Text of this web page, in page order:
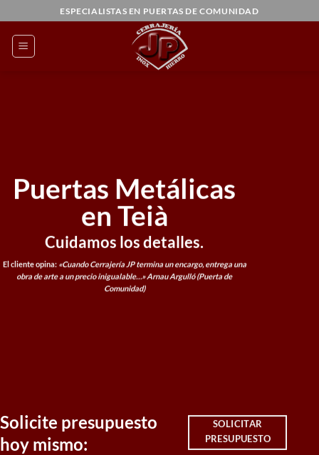
al
contenido
ESPECIALISTAS EN PUERTAS DE COMUNIDAD
Puertas Metálicas
en Teià
Cuidamos los detalles.
El cliente opina: «Cuando Cerrajería JP termina un encargo, entrega una
obra de arte a un precio inigualable…»Arnau Argulló (Puerta de
Comunidad)
Solicite presupuesto
hoy mismo:
SOLICITAR
PRESUPUESTO